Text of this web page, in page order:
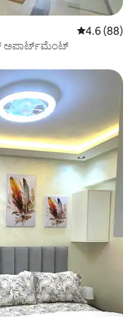
5 ರಲ್ಲಿ 4.6
4.6 (88)
ಅಪಾರ್ಟ್‌ಮೆಂಟ್